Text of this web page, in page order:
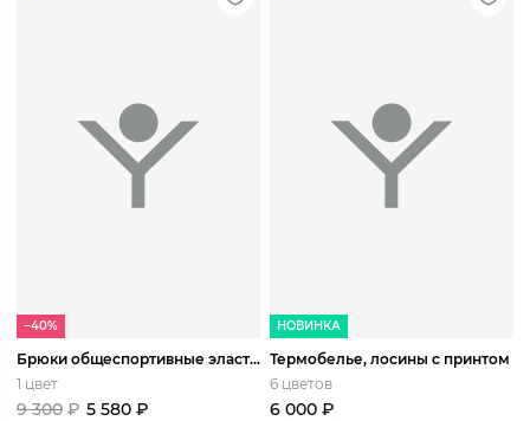
−40%
Брюки общеспортивные эластичные
1 цвет
9 300 ₽ 5 580 ₽
НОВИНКА
Термобелье, лосины с принтом
6 цветов
6 000 ₽